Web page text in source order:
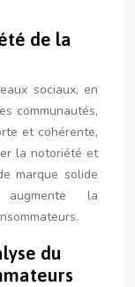
de la
sociaux, en
communautés,
et cohérente,
la notoriété et
marque solide
la
du